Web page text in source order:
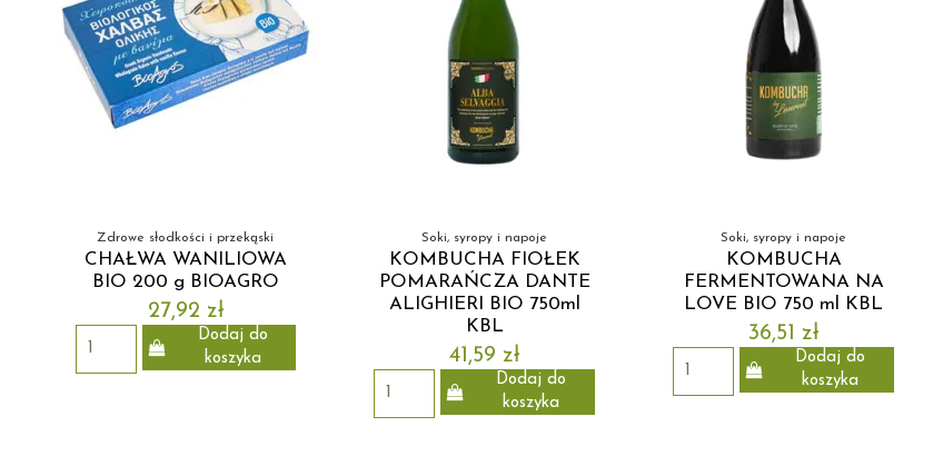
Zdrowe słodkości i przekąski
CHAŁWA WANILIOWA
BIO 200 g BIOAGRO
27,92 zł
Dodaj do
koszyka
Soki, syropy i napoje
KOMBUCHA FIOŁEK
POMARAŃCZA DANTE
ALIGHIERI BIO 750ml
KBL
41,59 zł
Dodaj do
koszyka
Soki, syropy i napoje
KOMBUCHA
FERMENTOWANA NA
LOVE BIO 750 ml KBL
36,51 zł
Dodaj do
koszyka